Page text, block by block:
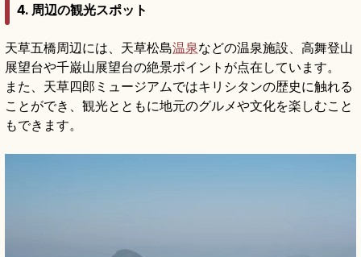
4. 周辺の観光スポット
天草五橋周辺には、天草松島温泉などの温泉施設、高舞登山
展望台や千巌山展望台の絶景ポイントが点在しています。
また、天草四郎ミュージアムではキリシタンの歴史に触れる
ことができ、観光とともに地元のグルメや文化を楽しむこと
もできます。